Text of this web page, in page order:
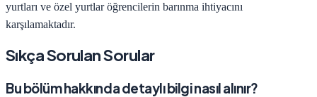
yurtları ve özel yurtlar öğrencilerin barınma ihtiyacını
karşılamaktadır.
Sıkça Sorulan Sorular
Bu bölüm hakkında detaylı bilgi nasıl alınır?